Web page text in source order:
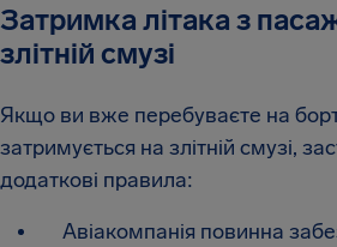
Затримка літака з
злітній смузі
Якщо ви вже перебуваєте на
затримується на злітній смузі,
додаткові правила:
Авіакомпанія повинна